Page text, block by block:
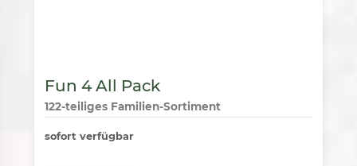
Fun 4 All Pack
122-teiliges Familien-Sortiment
sofort verfügbar